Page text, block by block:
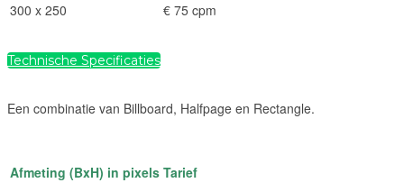
300 x 250 € 75 cpm
Technische Specificaties
Een combinatie van Billboard, Halfpage en Rectangle.
Afmeting (BxH) in pixels Tarief